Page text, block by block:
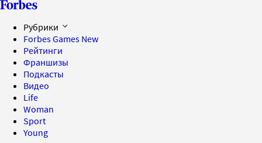
Рубрики
Forbes Games New
Рейтинги
Франшизы
Подкасты
Видео
Life
Woman
Sport
Young